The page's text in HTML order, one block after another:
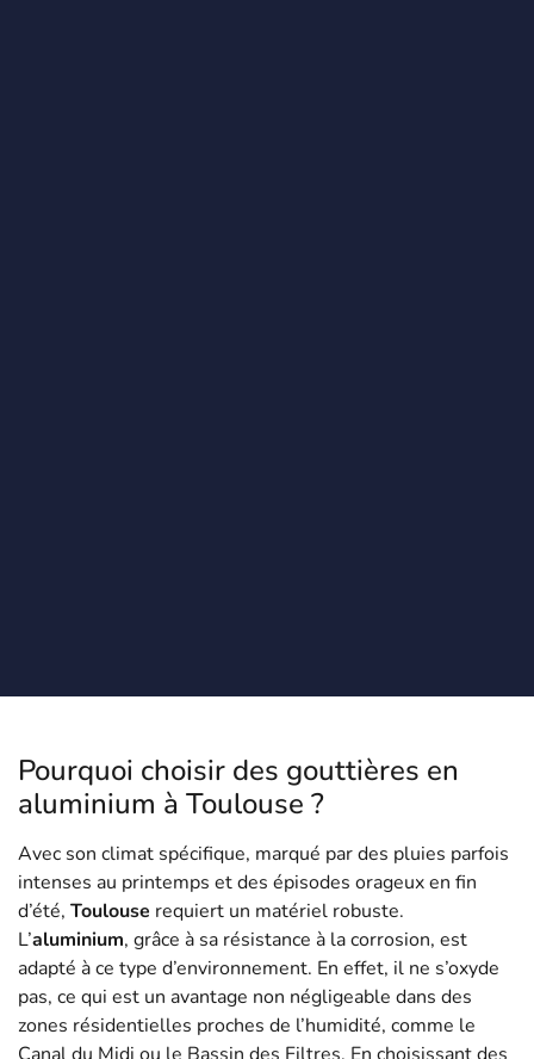
Pourquoi choisir des gouttières en
aluminium à Toulouse ?
Avec son climat spécifique, marqué par des pluies parfois
intenses au printemps et des épisodes orageux en fin
d’été, Toulouse requiert un matériel robuste.
L’aluminium, grâce à sa résistance à la corrosion, est
adapté à ce type d’environnement. En effet, il ne s’oxyde
pas, ce qui est un avantage non négligeable dans des
zones résidentielles proches de l’humidité, comme le